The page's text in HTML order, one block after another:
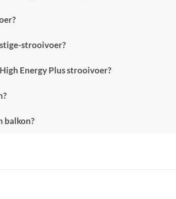
strooivoer?
Energy Plus strooivoer?
balkon?